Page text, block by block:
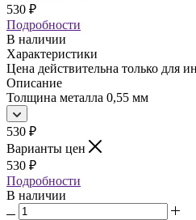
530 ₽
Подробности
В наличии
Характеристики
Цена действительна только для
Описание
Толщина металла 0,55 мм
530 ₽
Варианты цен
530 ₽
Подробности
В наличии